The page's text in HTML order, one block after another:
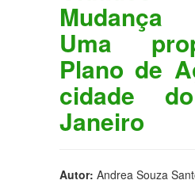
Mudança
Uma
Plano de
cidade
Janeiro
Autor: Andrea Souza